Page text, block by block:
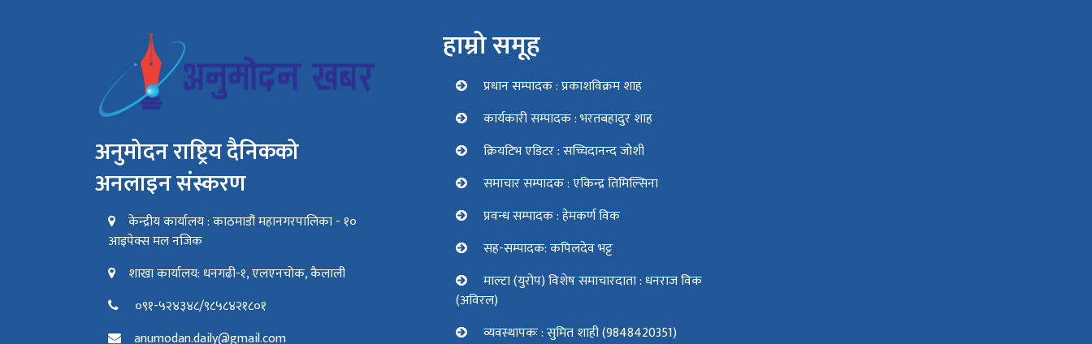
अनुमोदन राष्ट्रिय दैनिकको
अनलाइन संस्करण
केन्द्रीय कार्यालय : काठमाडौं महानगरपालिका - १०
आइपेक्स मल नजिक
शाखा कार्यालय: धनगढी-१, एलएनचोक, कैलाली
०९१-५२४३४८/९८५८४२१८०१
anumodan.daily@gmail.com
हाम्रो समूह
प्रधान सम्पादक : प्रकाशविक्रम शाह
कार्यकारी सम्पादक : भरतबहादुर शाह
क्रियटिभ एडिटर : सच्चिदानन्द जोशी
समाचार सम्पादक : एकिन्द्र तिमिल्सिना
प्रवन्ध सम्पादक : हेमकर्ण विक
सह-सम्पादक: कपिलदेव भट्ट
माल्टा (युरोप) विशेष समाचारदाता : धनराज विक
(अविरल)
व्यवस्थापकः : सुमित शाही (9848420351)